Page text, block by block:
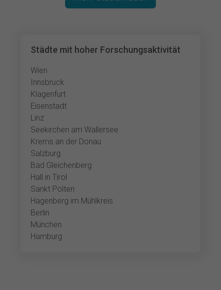
Städte mit hoher Forschungsaktivität
Wien
Innsbruck
Klagenfurt
Eisenstadt
Linz
Seekirchen am Wallersee
Krems an der Donau
Salzburg
Bad Gleichenberg
Hall in Tirol
Sankt Pölten
Hagenberg im Mühlkreis
Berlin
München
Hamburg